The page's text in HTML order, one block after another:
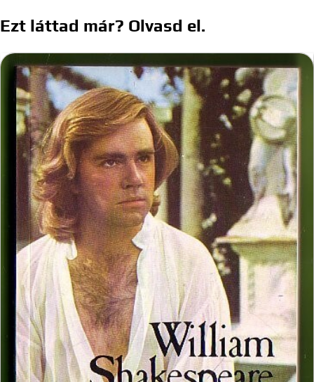
Ezt láttad már? Olvasd el.